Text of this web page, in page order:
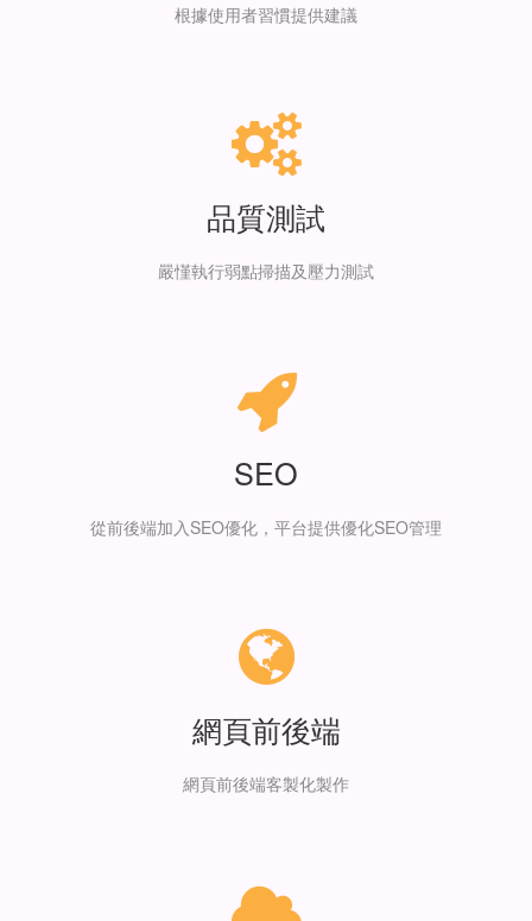
根據使用者習慣提供建議
品質測試
嚴慬執行弱點掃描及壓力測試
SEO
從前後端加入SEO優化，平台提供優化SEO管理
網頁前後端
網頁前後端客製化製作